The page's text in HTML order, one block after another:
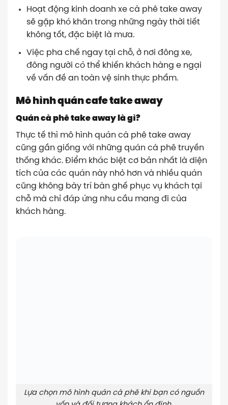
Hoạt động kinh doanh xe cà phê take away
sẽ gặp khó khăn trong những ngày thời tiết
không tốt, đặc biệt là mưa.
Việc pha chế ngay tại chỗ, ở nơi đông xe,
đông người có thể khiến khách hàng e ngại
về vấn đề an toàn vệ sinh thực phẩm.
Mô hình quán cafe take away
Quán cà phê take away là gì?
Thực tế thì mô hình quán cà phê take away
cũng gần giống với những quán cà phê truyền
thống khác. Điểm khác biệt cơ bản nhất là diện
tích của các quán này nhỏ hơn và nhiều quán
cũng không bày trí bàn ghế phục vụ khách tại
chỗ mà chỉ đáp ứng nhu cầu mang đi của
khách hàng.
Lựa chọn mô hình quán cà phê khi bạn có nguồn